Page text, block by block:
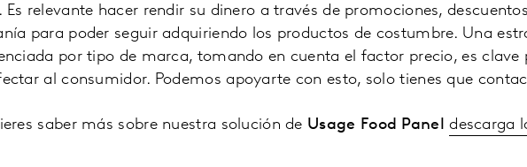
Es relevante hacer rendir su dinero a través de promociones,
para poder seguir adquiriendo los productos de costumbre. Una
por tipo de marca, tomando en cuenta el factor precio, es clave
al consumidor. Podemos apoyarte con esto, solo tienes que
saber más sobre nuestra solución de Usage Food Paneldescarga